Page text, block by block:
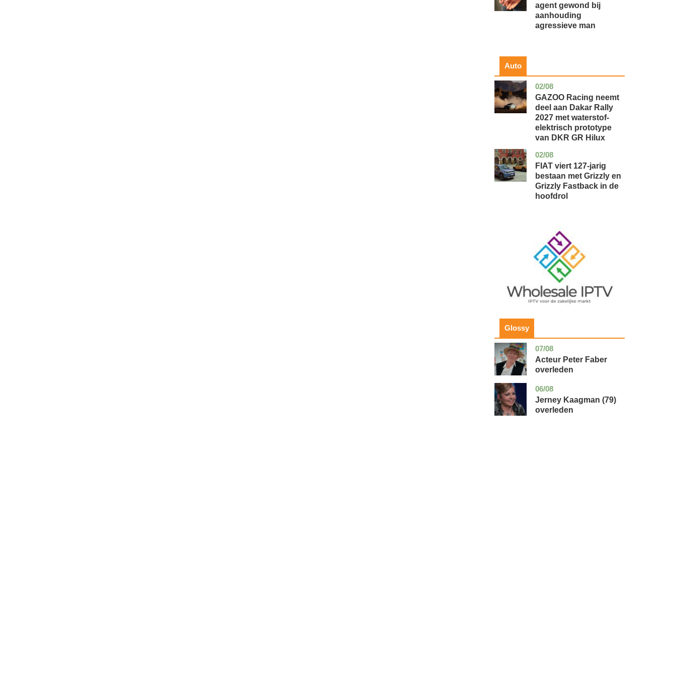
agent gewond bij
aanhouding
agressieve man
Auto
02/08
auto
GAZOO Racing neemt
deel aan Dakar Rally
2027 met waterstof-
elektrisch prototype
van DKR GR Hilux
02/08
auto
FIAT viert 127-jarig
bestaan met Grizzly en
Grizzly Fastback in de
hoofdrol
Glossy
07/08
noord-
holland
glossy
Acteur Peter Faber
overleden
06/08
noord-
glossy
Jerney Kaagman (79)
overleden